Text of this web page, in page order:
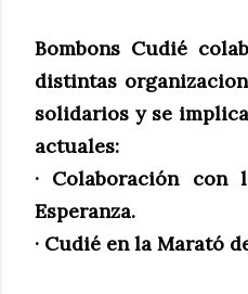
Bombons Cudié
distintas
solidarios y se
actuales:
· Colaboración con
Esperanza.
· Cudié en la Marató